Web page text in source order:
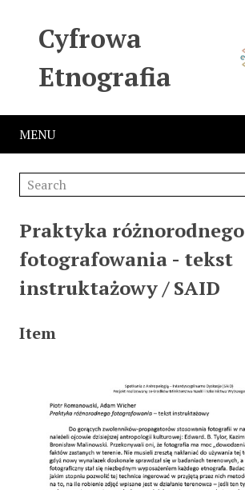
Cyfrowa
Etnografia
MENU
Praktyka różnorodnego
fotografowania - tekst
instruktażowy / SAID
Item